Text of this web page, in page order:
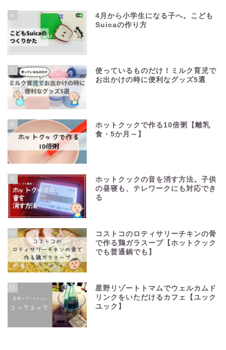
6
4月から小学生になる子へ。こども
Suicaの作り方
7
使っているものだけ！ミルク育児で
お出かけの時に便利なグッズ5選
8
ホットクックで作る10倍粥【離乳
食・5か月～】
9
ホットクックの音を消す方法。子供
の昼寝も、テレワークにも対応でき
る
10
コストコのロティサリーチキンの骨
で作る鶏ガラスープ【ホットクック
でも普通鍋でも】
11
星野リゾートトマムでウェルカムド
リンクをいただけるカフェ【ユック
ユック】